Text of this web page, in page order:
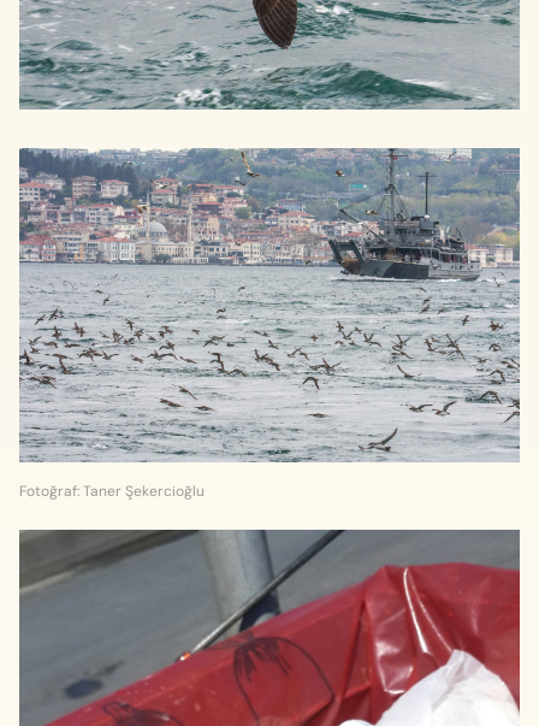
Fotoğraf: Taner Şekercioğlu